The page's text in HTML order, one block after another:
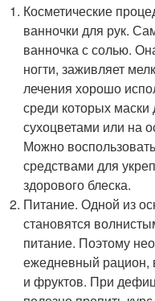
Косметические
ванночки для рук.
ванночка с солью.
ногти, заживляет
лечения хорошо
среди которых
сухоцветами или на
Можно
средствами для
здорового блеска.
Питание. Одной из
становятся
питание. Поэтому
ежедневный рацион,
и фруктов. При